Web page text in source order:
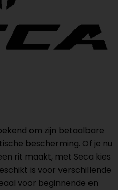
om zijn betaalbare
bescherming. Of je nu
rit maakt, met Seca kies
is voor verschillende
voor beginnende en